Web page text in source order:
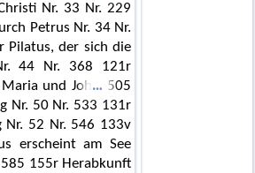
Nr. 33 Nr. 229
Petrus Nr. 34 Nr.
Pilatus, der sich die
44 Nr. 368 121r
und Joh
505
Nr. 50 Nr. 533 131r
Nr. 52 Nr. 546 133v
erscheint am See
155r Herabkunft